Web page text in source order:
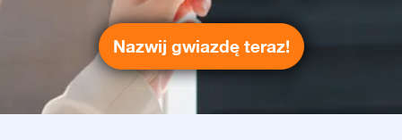
Nazwij gwiazdę teraz!